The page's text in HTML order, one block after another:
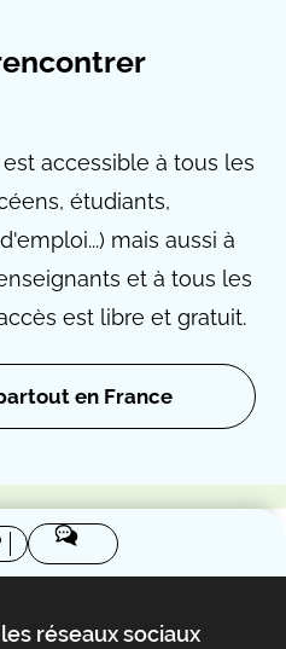
accessible à tous les
étudiants,
mais aussi à
et à tous les
est libre et gratuit.
en France
réseaux sociaux